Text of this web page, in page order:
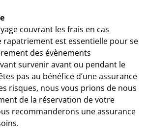
couvrant les frais en cas
rapatriement est essentielle pour se
des évènements
survenir avant ou pendant le
pas au bénéfice d’une assurance
risques, nous vous prions de nous
de la réservation de votre
recommanderons une assurance